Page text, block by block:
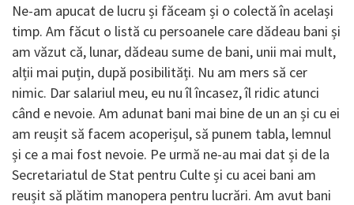
Ne-am apucat de lucru și făceam și o colectă în același
timp. Am făcut o listă cu persoanele care dădeau bani și
am văzut că, lunar, dădeau sume de bani, unii mai mult,
alții mai puțin, după posibilități. Nu am mers să cer
nimic. Dar salariul meu, eu nu îl încasez, îl ridic atunci
când e nevoie. Am adunat bani mai bine de un an și cu ei
am reușit să facem acoperișul, să punem tabla, lemnul
și ce a mai fost nevoie. Pe urmă ne-au mai dat și de la
Secretariatul de Stat pentru Culte și cu acei bani am
reușit să plătim manopera pentru lucrări. Am avut bani